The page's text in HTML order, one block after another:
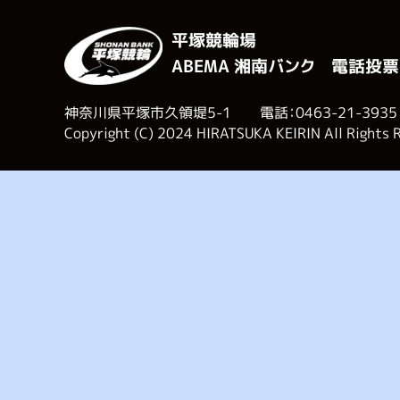
平塚競輪場
ABEMA 湘南バンク 電話投票
神奈川県平塚市久領堤5-1 電話：0463-21-3935
Copyright (C) 2024 HIRATSUKA KEIRIN All Rights